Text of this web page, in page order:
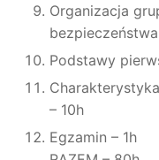
Organizacja
Podstawy
– 10h
Egzamin – 1h